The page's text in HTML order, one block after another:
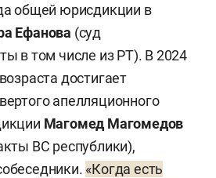
общей юрисдикции в
Ефанова (суд
в том числе из РТ). В 2024
достигает
апелляционного
Магомед Магомедов
ВС республики),
«Когда есть